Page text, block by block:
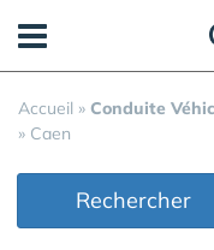
Accueil » Conduite
» Caen
Rechercher